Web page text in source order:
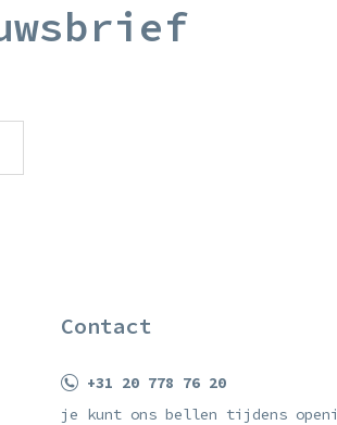
Contact
+31 20 778 76 20
je kunt ons bellen tijdens